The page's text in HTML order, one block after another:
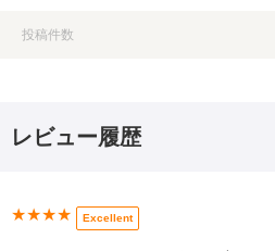
投稿件数
レビュー履歴
★★★★ Excellent